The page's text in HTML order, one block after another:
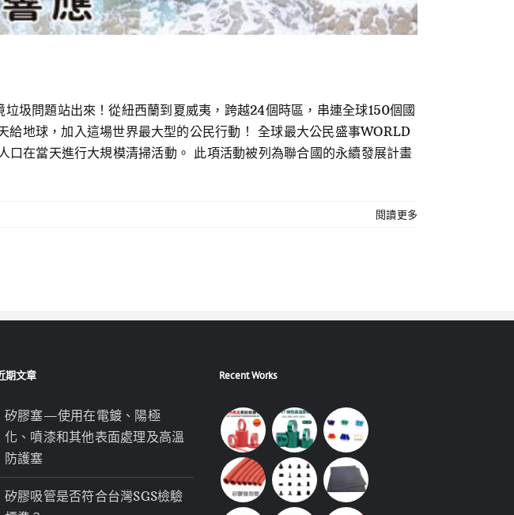
圾問題站出來！從紐西蘭到夏威夷，跨越24個時區，串連全球150個國
地球，加入這場世界最大型的公民行動！ 全球最大公民盛事WORLD
在當天進行大規模清掃活動。 此項活動被列為聯合國的永續發展計畫
閱讀更多
期文章
矽膠塞—使用在電鍍、陽極
化、噴漆和其他表面處理及高溫
防護塞
矽膠吸管是否符合台灣SGS檢驗
Recent Works